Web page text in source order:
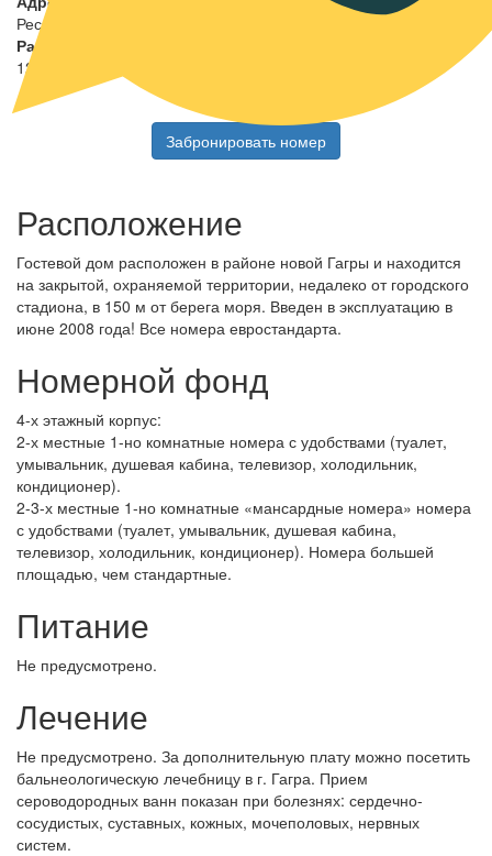
Республика Абхазия, г. Гагра, пр-т Нарта
Расчетный час
12:00
Забронировать номер
Расположение
Гостевой дом расположен в районе новой Гагры и находится
на закрытой, охраняемой территории, недалеко от городского
стадиона, в 150 м от берега моря. Введен в эксплуатацию в
июне 2008 года! Все номера евростандарта.
Номерной фонд
4-х этажный корпус:
2-х местные 1-но комнатные номера с удобствами (туалет,
умывальник, душевая кабина, телевизор, холодильник,
кондиционер).
2-3-х местные 1-но комнатные «мансардные номера» номера
с удобствами (туалет, умывальник, душевая кабина,
телевизор, холодильник, кондиционер). Номера большей
площадью, чем стандартные.
Питание
Не предусмотрено.
Лечение
Не предусмотрено. За дополнительную плату можно посетить
бальнеологическую лечебницу в г. Гагра. Прием
сероводородных ванн показан при болезнях: сердечно-
сосудистых, суставных, кожных, мочеполовых, нервных
систем.